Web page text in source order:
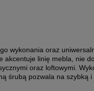
wykonania oraz
linię mebla, nie
oraz loftowymi.
śrubą pozwala na szybką